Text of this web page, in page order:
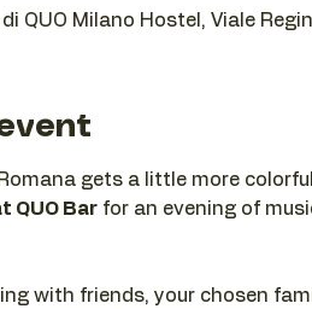
QUO Milano Hostel, Viale
gets a little more
QUO Bar for an evening of
with friends, your chosen